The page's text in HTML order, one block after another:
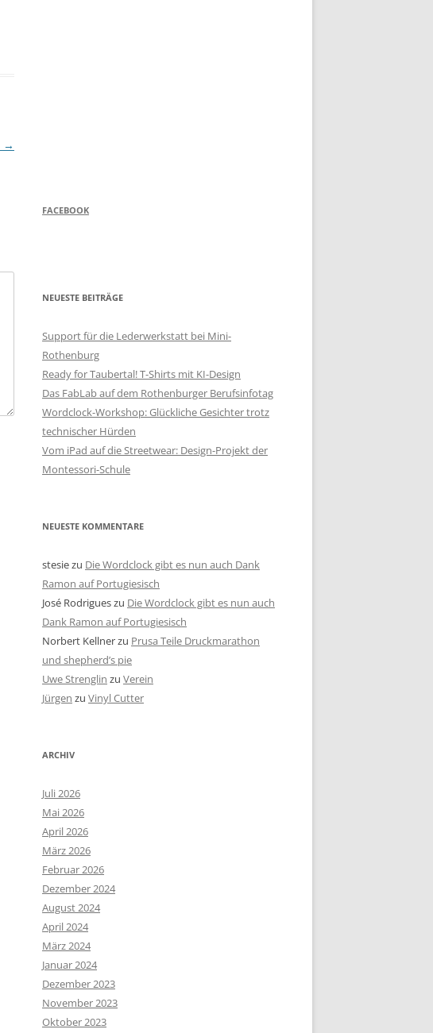
→
FACEBOOK
NEUESTE BEITRÄGE
Support für die Lederwerkstatt bei Mini-
Rothenburg
Ready for Taubertal! T-Shirts mit KI-Design
Das FabLab auf dem Rothenburger Berufsinfotag
Wordclock-Workshop: Glückliche Gesichter trotz
technischer Hürden
Vom iPad auf die Streetwear: Design-Projekt der
Montessori-Schule
NEUESTE KOMMENTARE
stesiezu Die Wordclock gibt es nun auch Dank
Ramon auf Portugiesisch
José Rodrigueszu Die Wordclock gibt es nun auch
Dank Ramon auf Portugiesisch
Norbert Kellnerzu Prusa Teile Druckmarathon
und shepherd’s pie
Uwe Strenglin zu Verein
Jürgen zu Vinyl Cutter
ARCHIV
Juli 2026
Mai 2026
April 2026
März 2026
Februar 2026
Dezember 2024
August 2024
April 2024
März 2024
Januar 2024
Dezember 2023
November 2023
Oktober 2023